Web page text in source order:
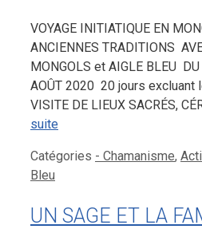
VOYAGE INITIATIQUE EN
ANCIENNES TRADITIONS
MONGOLS et AIGLE BLEU
AOÛT 2020 20 jours excluant
VISITE DE LIEUX SACRÉS,
suite
Catégories - Chamanisme,
Bleu
UN SAGE ET LA